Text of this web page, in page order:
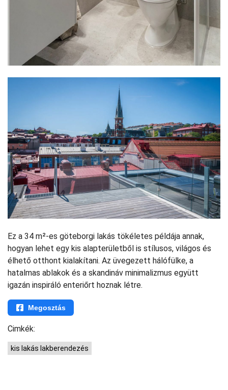
Ez a 34 m²-es göteborgi lakás tökéletes példája annak,
hogyan lehet egy kis alapterületből is stílusos, világos és
élhető otthont kialakítani. Az üvegezett hálófülke, a
hatalmas ablakok és a skandináv minimalizmus együtt
igazán inspiráló enteriőrt hoznak létre.
Megosztás
Cimkék:
kis lakás lakberendezés